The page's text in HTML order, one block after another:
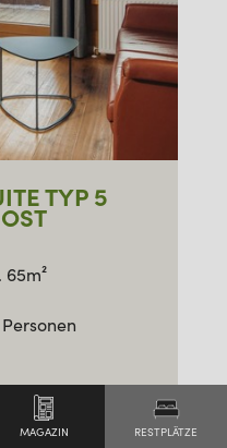
MAGAZIN RESTPLÄTZE
TYP 5
65m²
ZIMMER